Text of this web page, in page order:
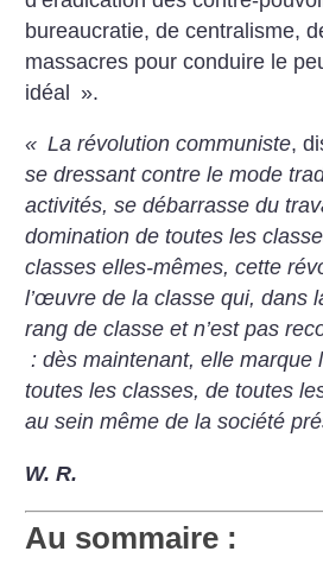
bureaucratie, de centralisme,
massacres pour conduire le
idéal ».
« La révolution communiste,
se dressant contre le mode
activités, se débarrasse du
domination de toutes les
classes elles-mêmes, cette
l’œuvre de la classe qui, dans
rang de classe et n’est pas
: dès maintenant, elle marque
toutes les classes, de toutes
au sein même de la société
W. R.
Au sommaire :